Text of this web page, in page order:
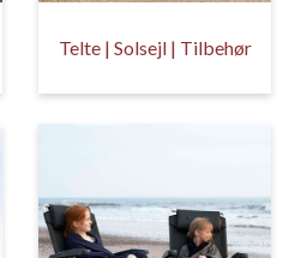
Telte | Solsejl | Tilbehør